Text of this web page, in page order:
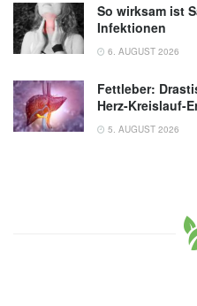
So wirksam ist
Infektionen
6. AUGUST 2026
Fettleber:
Herz-Kreislauf-
5. AUGUST 2026